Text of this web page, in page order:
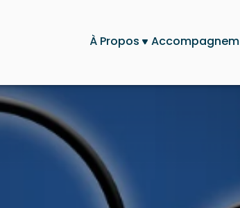
À Propos